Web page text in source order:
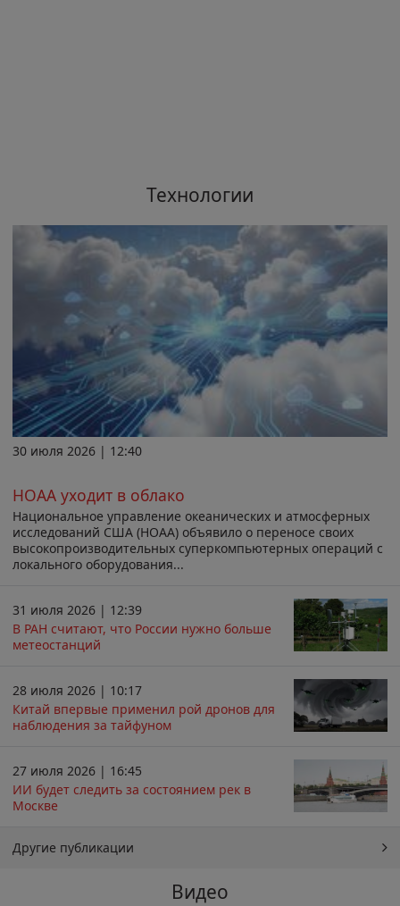
Технологии
30 июля 2026 | 12:40
НОАА уходит в облако
Национальное управление океанических и атмосферных
исследований США (НОАА) объявило о переносе своих
высокопроизводительных суперкомпьютерных операций с
локального оборудования...
31 июля 2026 | 12:39
В РАН считают, что России нужно больше
метеостанций
28 июля 2026 | 10:17
Китай впервые применил рой дронов для
наблюдения за тайфуном
27 июля 2026 | 16:45
ИИ будет следить за состоянием рек в
Москве
Другие публикации
Видео